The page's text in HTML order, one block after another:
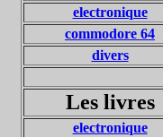
electronique
commodore 64
divers
Les livres
electronique